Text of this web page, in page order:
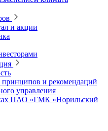
и акции
и рекомендаций
управления
ПАО «ГМК «Норильский